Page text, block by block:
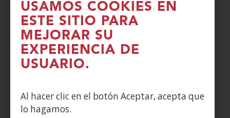
USAMOS COOKIES EN
ESTE SITIO PARA
MEJORAR SU
EXPERIENCIA DE
USUARIO.
Al hacer clic en el botón Aceptar, acepta que
lo hagamos.
PRIVACIDAD
POLÍTICA DE COOKIES